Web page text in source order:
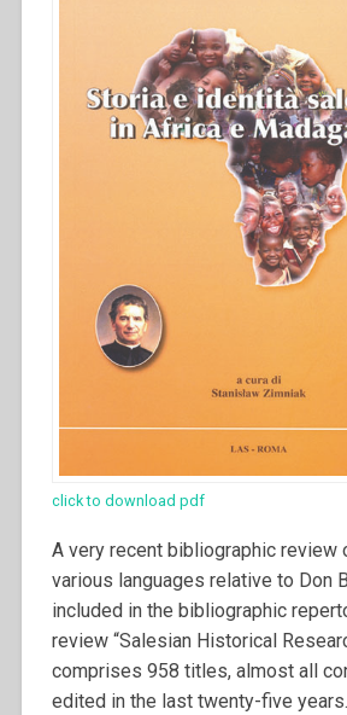
click to download pdf
A very recent bibliographic review
various languages relative to Don
included in the bibliographic
review “Salesian Historical
comprises 958 titles, almost all
edited in the last twenty-five years.